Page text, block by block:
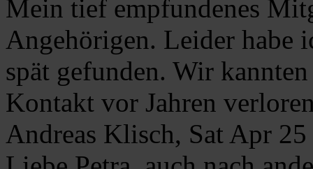
Mein tief empfundenes
Angehörigen. Leider habe
spät gefunden. Wir
Kontakt vor Jahren
Andreas Klisch, Sat Apr